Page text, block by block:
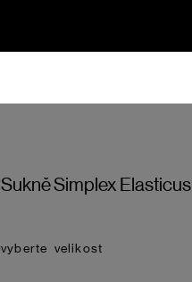
Sukně Simplex Elasticus
velikost